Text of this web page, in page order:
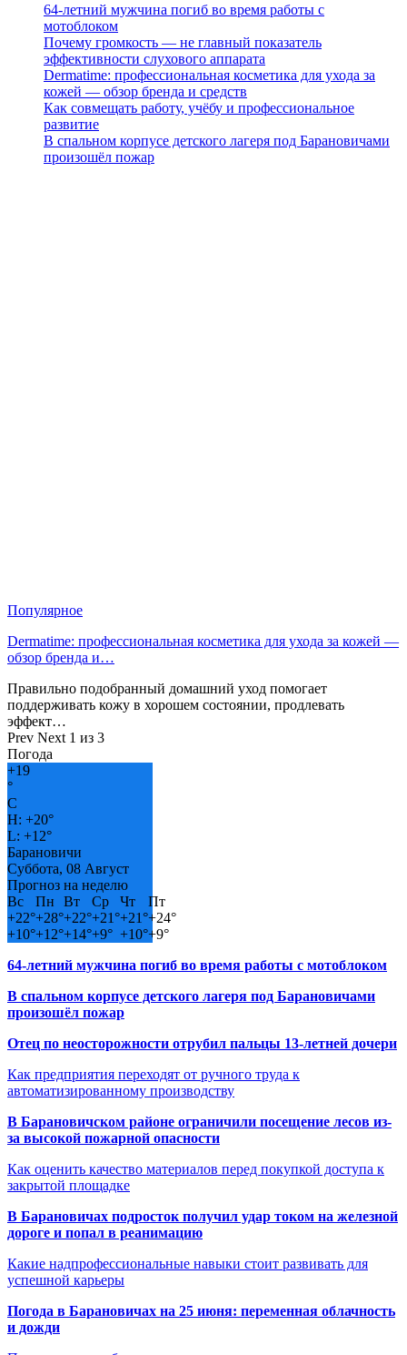
64-летний мужчина погиб во время работы с
мотоблоком
Почему громкость — не главный показатель
эффективности слухового аппарата
Dermatime: профессиональная косметика для ухода за
кожей — обзор бренда и средств
Как совмещать работу, учёбу и профессиональное
развитие
В спальном корпусе детского лагеря под Барановичами
произошёл пожар
Популярное
Dermatime: профессиональная косметика для ухода за кожей —
обзор бренда и…
Правильно подобранный домашний уход помогает
поддерживать кожу в хорошем состоянии, продлевать
эффект…
Prev Next 1 из 3
Погода
+19
°
C
H: +20°
L: +12°
Барановичи
Суббота, 08 Август
Прогноз на неделю
Вс
Пн Вт Ср Чт
Пт
+22°+28°+22°+21°+21°+24°
+10°+12°+14°+9° +10°+9°
64-летний мужчина погиб во время работы с мотоблоком
В спальном корпусе детского лагеря под Барановичами
произошёл пожар
Отец по неосторожности отрубил пальцы 13-летней дочери
Как предприятия переходят от ручного труда к
автоматизированному производству
В Барановичском районе ограничили посещение лесов из-
за высокой пожарной опасности
Как оценить качество материалов перед покупкой доступа к
закрытой площадке
В Барановичах подросток получил удар током на железной
дороге и попал в реанимацию
Какие надпрофессиональные навыки стоит развивать для
успешной карьеры
Погода в Барановичах на 25 июня: переменная облачность
и дожди